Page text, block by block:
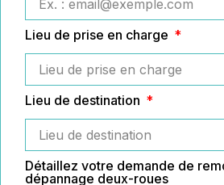
Lieu de prise en charge
Lieu de destination
Détaillez votre demande de
dépannage deux-roues